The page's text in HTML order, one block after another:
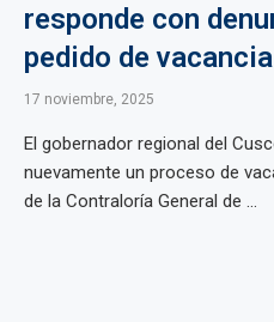
responde con
pedido de vacancia
17 noviembre, 2025
El gobernador regional del
nuevamente un proceso de
de la Contraloría General de ...